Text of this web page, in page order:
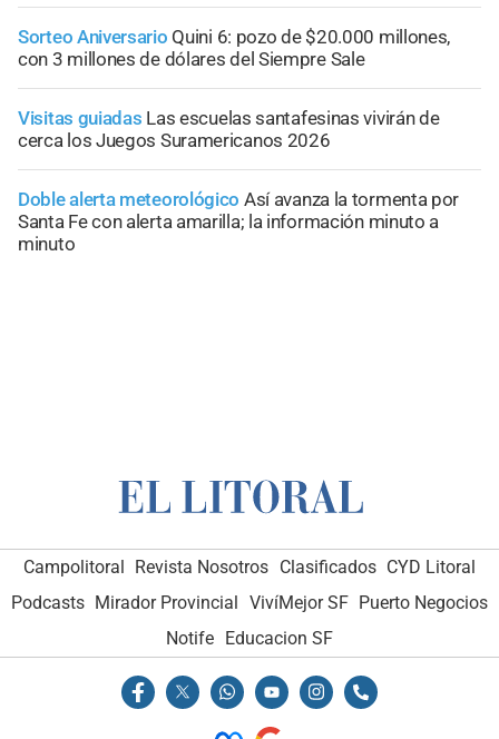
Sorteo Aniversario Quini 6: pozo de $20.000 millones,
con 3 millones de dólares del Siempre Sale
Visitas guiadas Las escuelas santafesinas vivirán de
cerca los Juegos Suramericanos 2026
Doble alerta meteorológico Así avanza la tormenta por
Santa Fe con alerta amarilla; la información minuto a
minuto
Campolitoral Revista Nosotros Clasificados CYD Litoral
Podcasts Mirador Provincial VivíMejor SF Puerto Negocios
Notife Educacion SF